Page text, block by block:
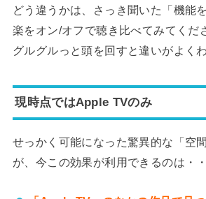
どう違うかは、さっき聞いた「機能
楽をオン/オフで聴き比べてみてくだ
グルグルっと頭を回すと違いがよく
現時点ではApple TVのみ
せっかく可能になった驚異的な「空
が、今この効果が利用できるのは・・